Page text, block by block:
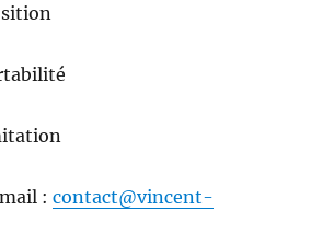
:contact@vincent-